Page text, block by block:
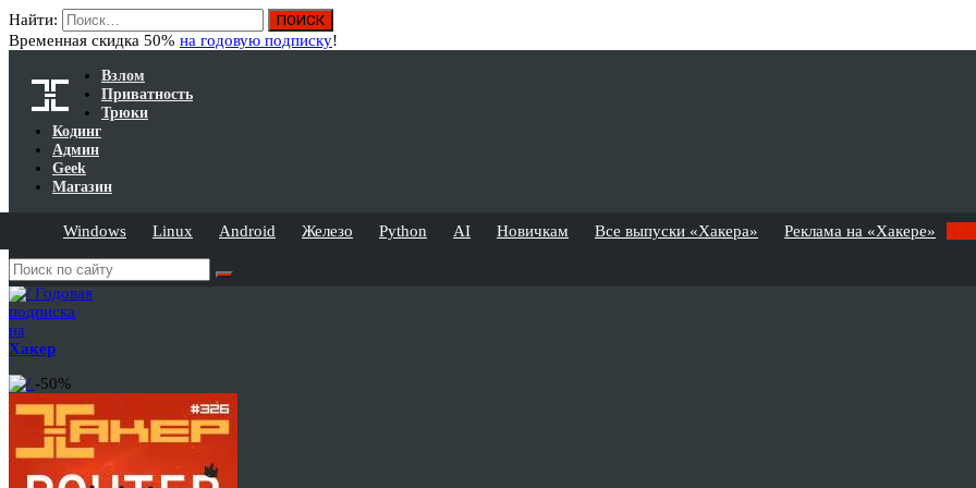
Найти:
Временная скидка 50% на годовую подписку!
Взлом
Приватность
Трюки
Кодинг
Админ
Geek
Магазин
Windows Linux Android Железо Python AI Новичкам Все выпуски «Хакера» Реклама на «Хакере»
Годовая
подписка
на
Хакер
-50%